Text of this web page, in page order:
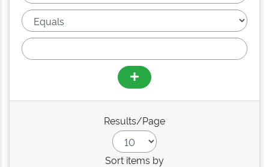
Results/Page
Sort items by